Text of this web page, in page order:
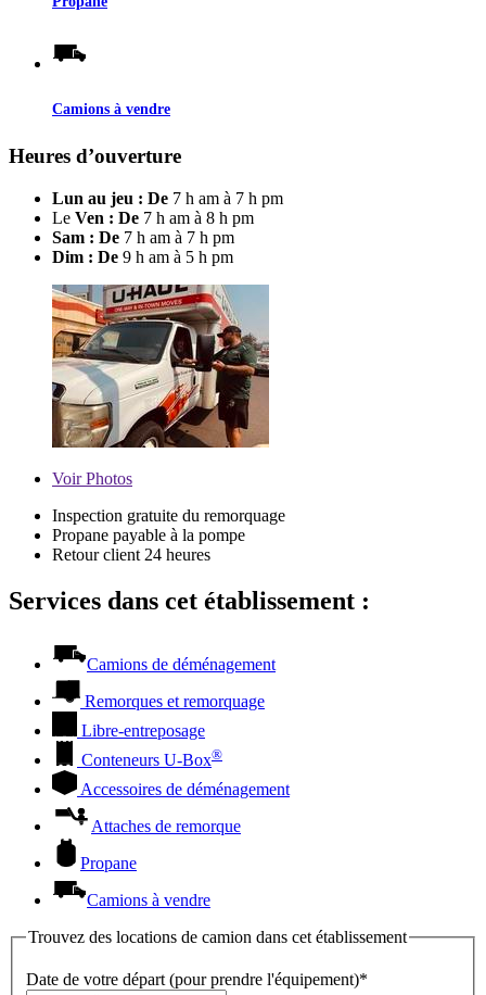
Camions à vendre
Heures d’ouverture
Lun au jeu : De 7 h am à 7 h pm
Le Ven : De 7 h am à 8 h pm
Sam : De 7 h am à 7 h pm
Dim : De 9 h am à 5 h pm
VoirPhotos
Inspection gratuite du remorquage
Propane payable à la pompe
Retour client 24 heures
Services dans cet établissement :
Camions de déménagement
Remorques et remorquage
Libre-entreposage
Conteneurs U-Box®
Accessoires de déménagement
Attaches de remorque
Propane
Camions à vendre
Trouvez des locations de camion dans cet établissement
Date de votre départ (pour prendre l'équipement)*